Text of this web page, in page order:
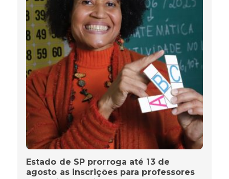
Estado de SP prorroga até 13 de
agosto as inscrições para professores